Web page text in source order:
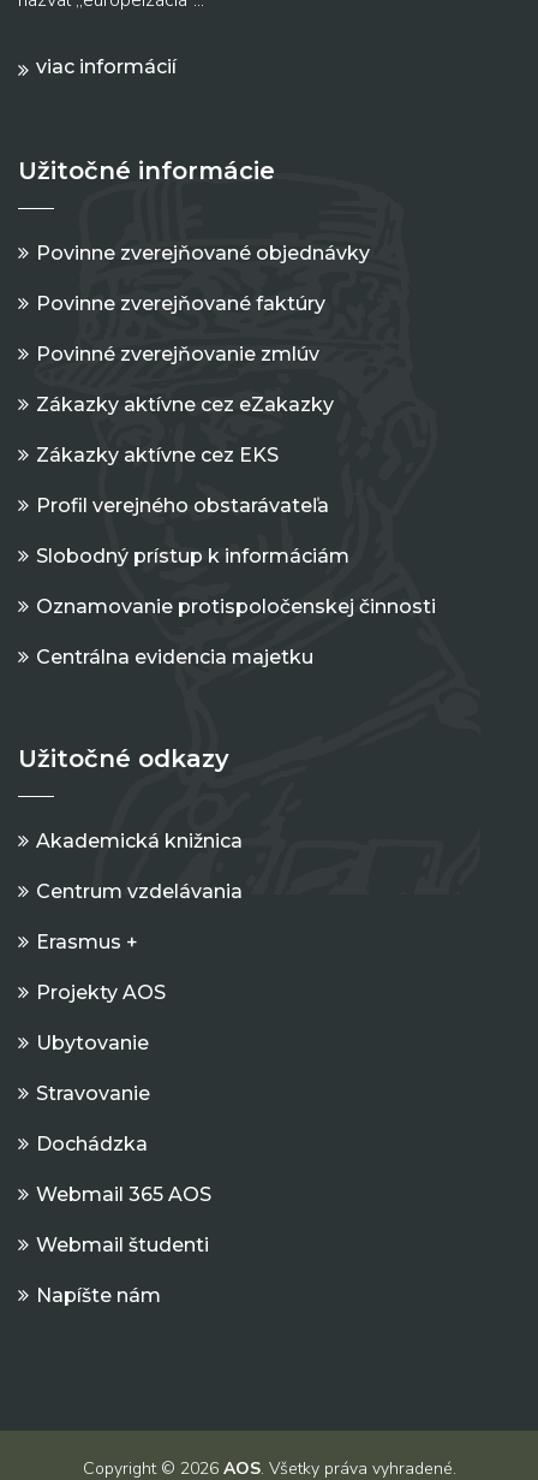
viac informácií
Užitočné informácie
Povinne zverejňované objednávky
Povinne zverejňované faktúry
Povinné zverejňovanie zmlúv
Zákazky aktívne cez eZakazky
Zákazky aktívne cez EKS
Profil verejného obstarávateľa
Slobodný prístup k informáciám
Oznamovanie protispoločenskej činnosti
Centrálna evidencia majetku
Užitočné odkazy
Akademická knižnica
Centrum vzdelávania
Erasmus +
Projekty AOS
Ubytovanie
Stravovanie
Dochádzka
Webmail 365 AOS
Webmail študenti
Napíšte nám
Copyright © 2026 AOS. Všetky práva vyhradené.